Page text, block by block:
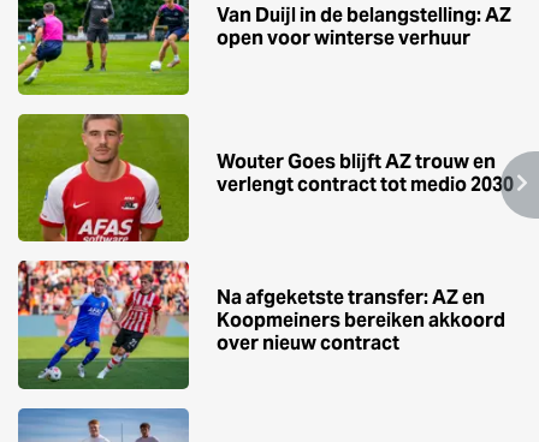
Van Duijl in de belangstelling: AZ
open voor winterse verhuur
Wouter Goes blijft AZ trouw en
verlengt contract tot medio 2030
Na afgeketste transfer: AZ en
Koopmeiners bereiken akkoord
over nieuw contract